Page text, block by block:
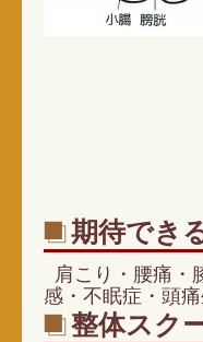
期待でき
肩こり・腰痛・
感・不眠症・頭
整体スク